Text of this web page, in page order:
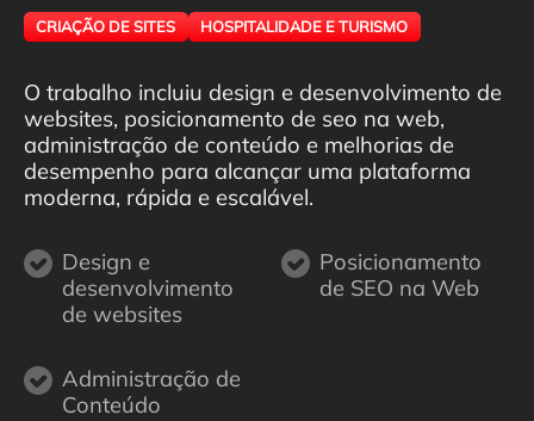
CRIAÇÃO DE SITES HOSPITALIDADE E TURISMO
O trabalho incluiu design e desenvolvimento de
websites, posicionamento de seo na web,
administração de conteúdo e melhorias de
desempenho para alcançar uma plataforma
moderna, rápida e escalável.
Design e
desenvolvimento
de websites
Posicionamento
de SEO na Web
Administração de
Conteúdo